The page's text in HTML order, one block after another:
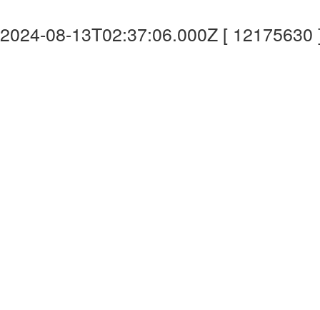
2024-08-13T02:37:06.000Z [ 12175630